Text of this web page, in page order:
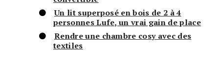
Un lit superposé en bois de 2 à 4
personnes Lufe, un vrai gain de place
Rendre une chambre cosy avec des
textiles